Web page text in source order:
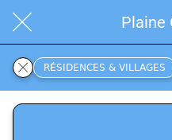
Plaine
RÉSIDENCES & VILLAGES